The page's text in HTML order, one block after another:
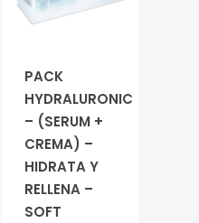
PACK
HYDRALURONIC
– (SERUM +
CREMA) –
HIDRATA Y
RELLENA –
SOFT